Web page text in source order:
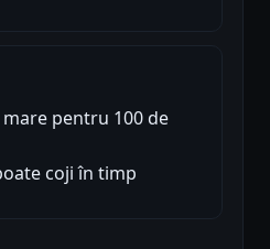
pentru 100 de
coji în timp